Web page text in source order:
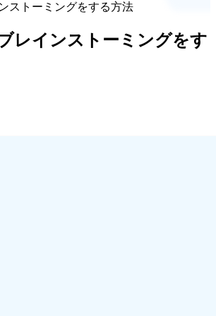
ストーミングをする方法
レインストーミングをす